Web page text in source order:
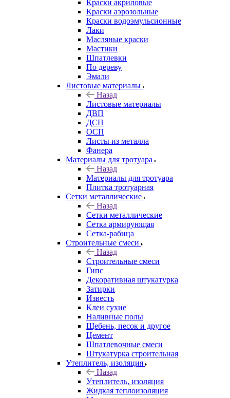
Краски акриловые
Краски аэрозольные
Краски водоэмульсионные
Лаки
Масляные краски
Мастики
Шпатлевки
По дереву
Эмали
Листовые материалы
Назад
Листовые материалы
ДВП
ДСП
ОСП
Листы из металла
Фанера
Материалы для тротуара
Назад
Материалы для тротуара
Плитка тротуарная
Сетки металлические
Назад
Сетки металлические
Сетка армирующая
Сетка-рабица
Строительные смеси
Назад
Строительные смеси
Гипс
Декоративная штукатурка
Затирки
Известь
Клеи сухие
Наливные полы
Щебень, песок и другое
Цемент
Шпатлевочные смеси
Штукатурка строительная
Утеплитель, изоляция
Назад
Утеплитель, изоляция
Жидкая теплоизоляция